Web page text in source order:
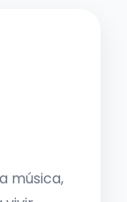
música,